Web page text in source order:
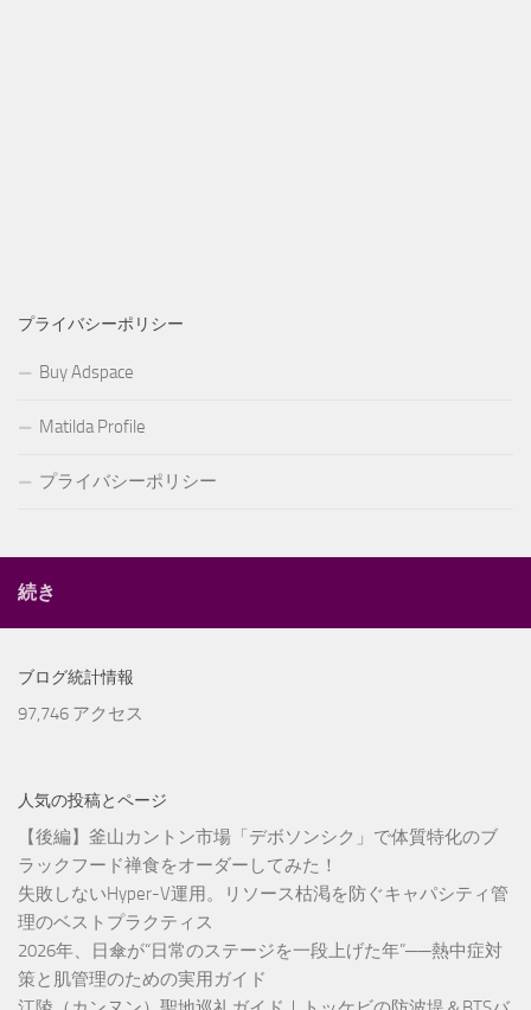
プライバシーポリシー
Buy Adspace
Matilda Profile
プライバシーポリシー
続き
ブログ統計情報
97,746 アクセス
人気の投稿とページ
【後編】釜山カントン市場「デボソンシク」で体質特化のブ
ラックフード禅食をオーダーしてみた！
失敗しないHyper-V運用。リソース枯渇を防ぐキャパシティ管
理のベストプラクティス
2026年、日傘が“日常のステージを一段上げた年”──熱中症対
策と肌管理のための実用ガイド